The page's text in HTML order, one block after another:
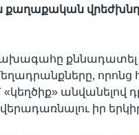
քննադատել
որոնց
անվանելով
իր